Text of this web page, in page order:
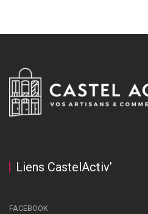
Liens CastelActiv’
FACEBOOK